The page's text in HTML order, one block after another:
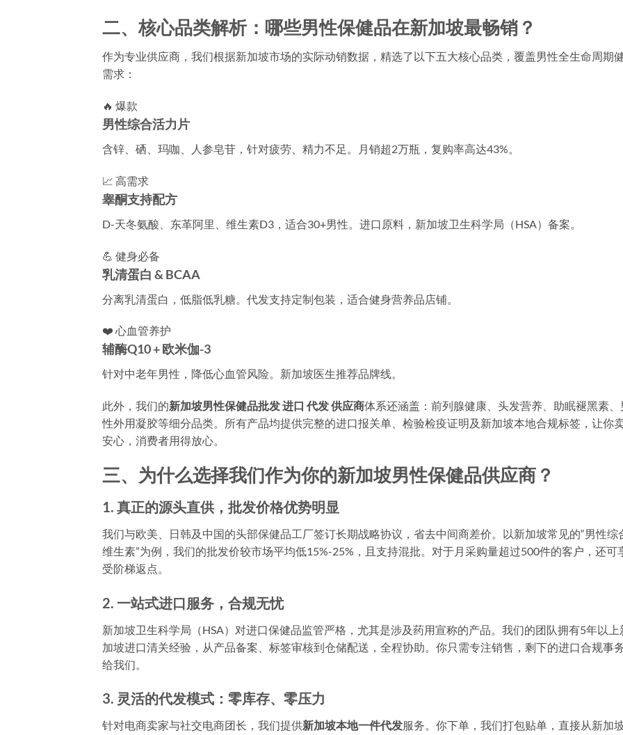
二、核心品类解析：哪些男性保健品在新加坡最畅销？
作为专业供应商，我们根据新加坡市场的实际动销数据，精选了以下五大核心品类，覆盖男性全生命周期
需求：
🔥 爆款
男性综合活力片
含锌、硒、玛咖、人参皂苷，针对疲劳、精力不足。月销超2万瓶，复购率高达43%。
📈 高需求
睾酮支持配方
D-天冬氨酸、东革阿里、维生素D3，适合30+男性。进口原料，新加坡卫生科学局（HSA）备案。
💪 健身必备
乳清蛋白 & BCAA
分离乳清蛋白，低脂低乳糖。代发支持定制包装，适合健身营养品店铺。
❤️ 心血管养护
辅酶Q10 + 欧米伽-3
针对中老年男性，降低心血管风险。新加坡医生推荐品牌线。
此外，我们的新加坡男性保健品批发 进口 代发 供应商体系还涵盖：前列腺健康、头发营养、助眠褪黑素、
性外用凝胶等细分品类。所有产品均提供完整的进口报关单、检验检疫证明及新加坡本地合规标签，让你
安心，消费者用得放心。
三、为什么选择我们作为你的新加坡男性保健品供应商？
1. 真正的源头直供，批发价格优势明显
我们与欧美、日韩及中国的头部保健品工厂签订长期战略协议，省去中间商差价。以新加坡常见的“男性综
维生素”为例，我们的批发价较市场平均低15%-25%，且支持混批。对于月采购量超过500件的客户，还可
受阶梯返点。
2. 一站式进口服务，合规无忧
新加坡卫生科学局（HSA）对进口保健品监管严格，尤其是涉及药用宣称的产品。我们的团队拥有5年以上
加坡进口清关经验，从产品备案、标签审核到仓储配送，全程协助。你只需专注销售，剩下的进口合规事
给我们。
3. 灵活的代发模式：零库存、零压力
针对电商卖家与社交电商团长，我们提供新加坡本地一件代发服务。你下单，我们打包贴单，直接从新加